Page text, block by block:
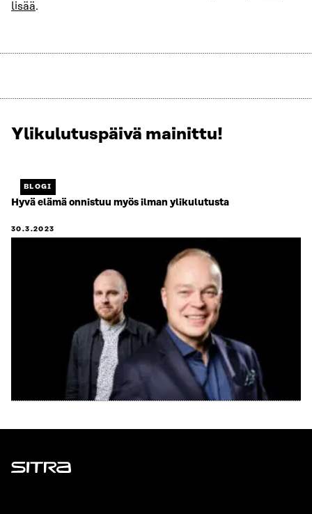
lisää.
Ylikulutuspäivä mainittu!
BLOGI
Hyvä elämä onnistuu myös ilman ylikulutusta
30.3.2023
Näytetään
Jäljellä
Sitra